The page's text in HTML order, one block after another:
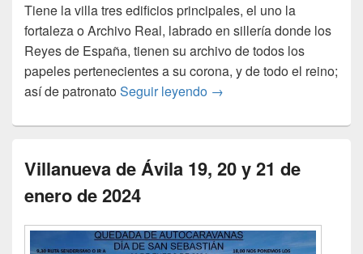
Tiene la villa tres edificios principales, el uno la
fortaleza o Archivo Real, labrado en sillería donde los
Reyes de España, tienen su archivo de todos los
papeles pertenecientes a su corona, y de todo el reino;
así de patronatoSeguir leyendo III CONCENTRACIÓN
→
Villanueva de Ávila 19, 20 y 21 de
enero de 2024